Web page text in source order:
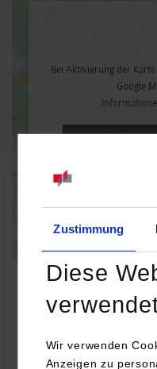
Zustimmung
Diese
Wir verwenden
Anzeigen zu
Bei Aktivierung der
Google
Jugend- und Familienhilfe